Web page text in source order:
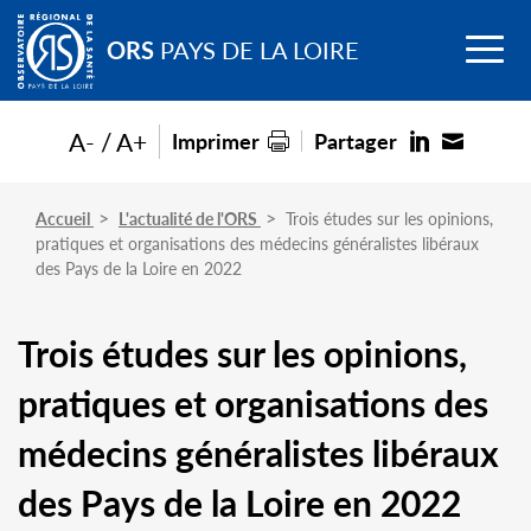
Go to
main
content ORS PAYS DE LA LOIRE Menu
Accueil L'actualité de l'ORS
Trois études sur les opinions,
pratiques et organisations des médecins généralistes libéraux
des Pays de la Loire en 2022
Trois études sur les opinions,
pratiques et organisations des
médecins généralistes libéraux
des Pays de la Loire en 2022
A- A+ Imprimer Partager